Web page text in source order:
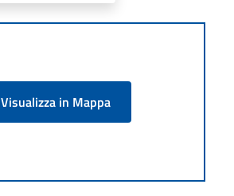
Visualizza in Mappa